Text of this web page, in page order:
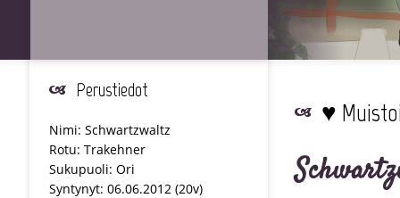
Perustiedot
Nimi: Schwartzwaltz
Rotu: Trakehner
Sukupuoli: Ori
Syntynyt: 06.06.2012 (20v)
♥